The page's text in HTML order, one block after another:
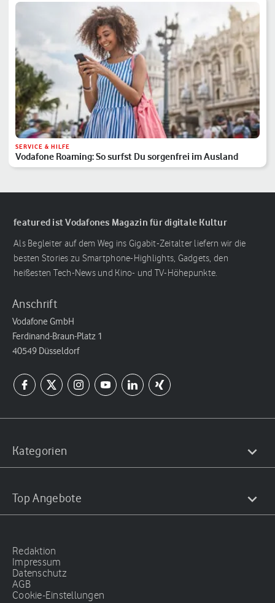
SERVICE & HILFE
Vodafone Roaming: So surfst Du sorgenfrei im Ausland
featured ist Vodafones Magazin für digitale Kultur
Als Begleiter auf dem Weg ins Gigabit-Zeitalter liefern wir die
besten Stories zu Smartphone-Highlights, Gadgets, den
heißesten Tech-News und Kino- und TV-Höhepunkte.
Anschrift
Vodafone GmbH
Ferdinand-Braun-Platz 1
40549 Düsseldorf
Kategorien
Top Angebote
Redaktion
Impressum
Datenschutz
AGB
Cookie-Einstellungen